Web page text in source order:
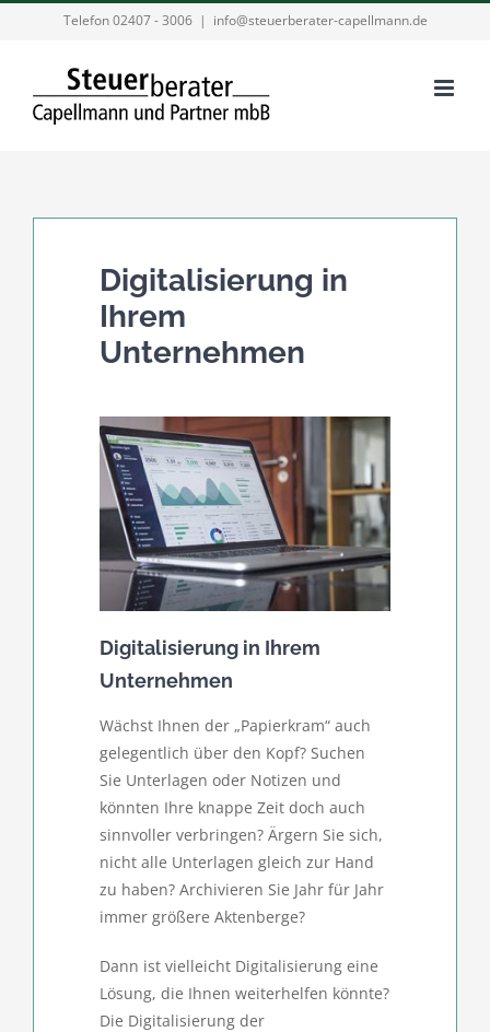
Telefon 02407 - 3006 | info@steuerberater-capellmann.de
Digitalisierung in
Ihrem
Unternehmen
Digitalisierung in Ihrem
Unternehmen
Wächst Ihnen der „Papierkram“ auch
gelegentlich über den Kopf? Suchen
Sie Unterlagen oder Notizen und
könnten Ihre knappe Zeit doch auch
sinnvoller verbringen? Ärgern Sie sich,
nicht alle Unterlagen gleich zur Hand
zu haben? Archivieren Sie Jahr für Jahr
immer größere Aktenberge?
Dann ist vielleicht Digitalisierung eine
Lösung, die Ihnen weiterhelfen könnte?
Die Digitalisierung der